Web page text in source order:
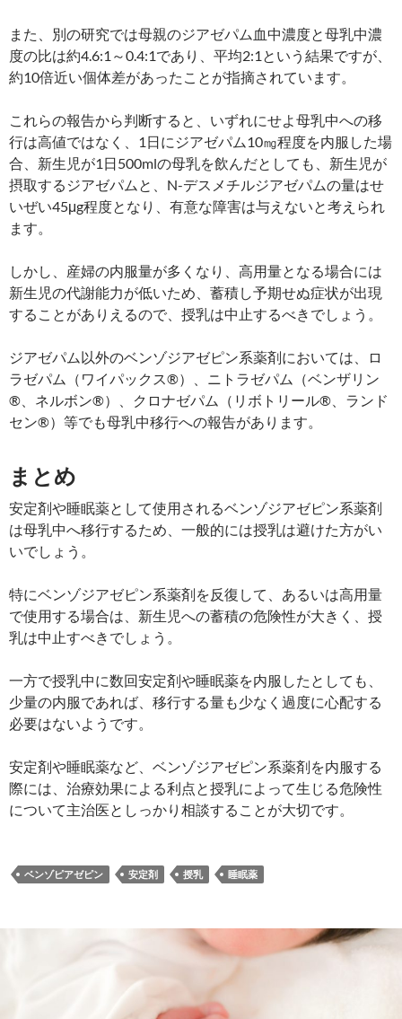
また、別の研究では母親のジアゼパム血中濃度と母乳中濃
度の比は約4.6:1～0.4:1であり、平均2:1という結果ですが、
約10倍近い個体差があったことが指摘されています。
これらの報告から判断すると、いずれにせよ母乳中への移
行は高値ではなく、1日にジアゼパム10㎎程度を内服した場
合、新生児が1日500mlの母乳を飲んだとしても、新生児が
摂取するジアゼパムと、N-デスメチルジアゼパムの量はせ
いぜい45μg程度となり、有意な障害は与えないと考えられ
ます。
しかし、産婦の内服量が多くなり、高用量となる場合には
新生児の代謝能力が低いため、蓄積し予期せぬ症状が出現
することがありえるので、授乳は中止するべきでしょう。
ジアゼパム以外のベンゾジアゼピン系薬剤においては、ロ
ラゼパム（ワイパックス®）、ニトラゼパム（ベンザリン
®、ネルボン®）、クロナゼパム（リボトリール®、ランド
セン®）等でも母乳中移行への報告があります。
まとめ
安定剤や睡眠薬として使用されるベンゾジアゼピン系薬剤
は母乳中へ移行するため、一般的には授乳は避けた方がい
いでしょう。
特にベンゾジアゼピン系薬剤を反復して、あるいは高用量
で使用する場合は、新生児への蓄積の危険性が大きく、授
乳は中止すべきでしょう。
一方で授乳中に数回安定剤や睡眠薬を内服したとしても、
少量の内服であれば、移行する量も少なく過度に心配する
必要はないようです。
安定剤や睡眠薬など、ベンゾジアゼピン系薬剤を内服する
際には、治療効果による利点と授乳によって生じる危険性
について主治医としっかり相談することが大切です。
ベンゾピアゼピン 安定剤 授乳 睡眠薬